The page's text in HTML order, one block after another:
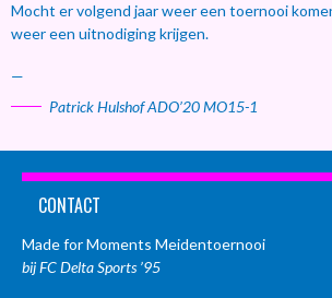
Mocht er volgend jaar weer een toernooi
weer een uitnodiging krijgen.
—
Patrick Hulshof ADO’20 MO15-1
CONTACT
Made for Moments Meidentoernooi
bij FC Delta Sports ’95